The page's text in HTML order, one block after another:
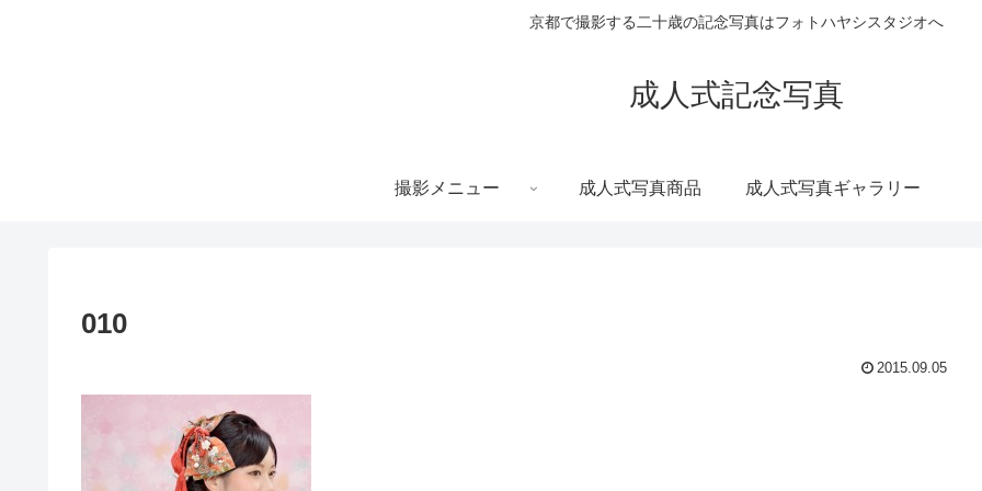
京都で撮影する二十歳の記念写真はフォトハヤシスタジオへ
成人式記念写真
撮影メニュー 成人式写真商品 成人式写真ギャラリー
010
2015.09.05